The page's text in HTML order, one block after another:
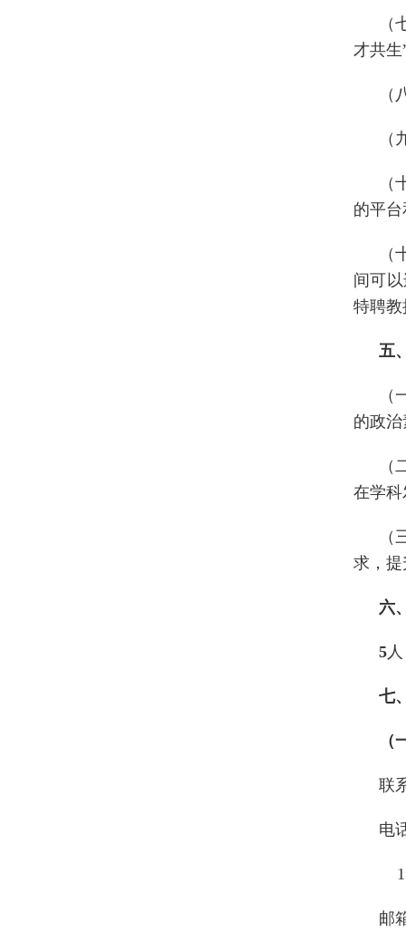
才共
的平
间可
特聘教
五
的政
在学
求，
六
5人
七
（
联
电
邮